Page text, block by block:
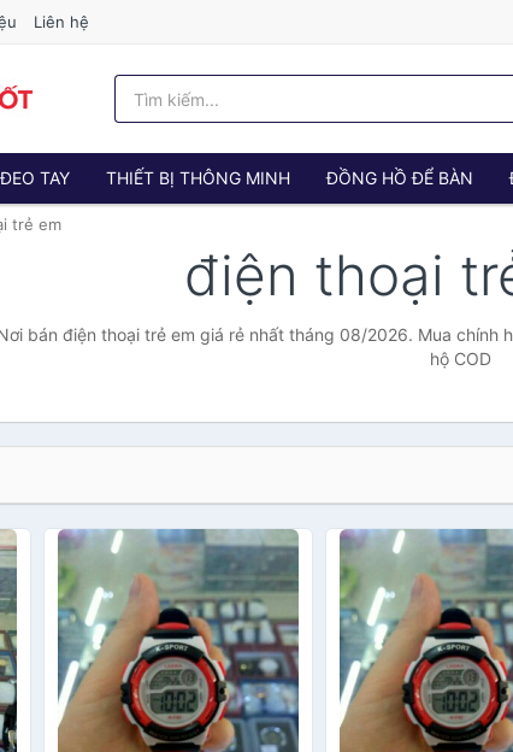
Liên hệ
TAY THIẾT BỊ THÔNG MINH ĐỒNG HỒ ĐỂ BÀN
trẻ em
điện thoại
bán điện thoại trẻ em giá rẻ nhất tháng 08/2026. Mua chính
hộ COD